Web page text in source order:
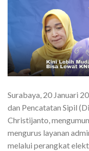
Surabaya, 20 Januari
dan Pencatatan Sipil
Christijanto,
mengurus layanan
melalui perangkat